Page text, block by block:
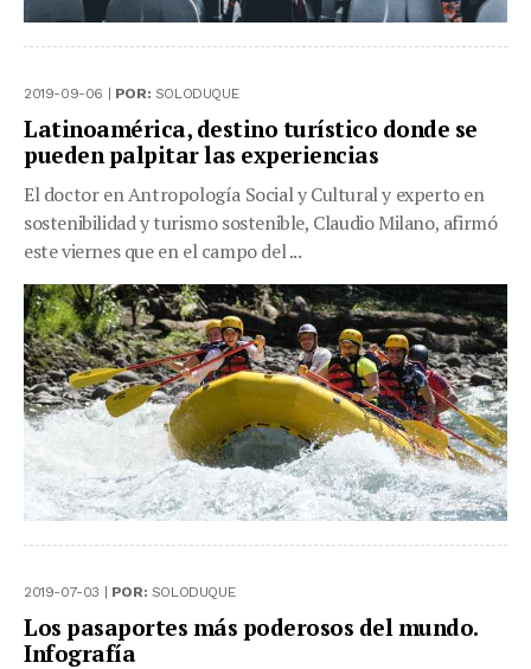
2019-09-06 | POR: SOLODUQUE
Latinoamérica, destino turístico donde se
pueden palpitar las experiencias
El doctor en Antropología Social y Cultural y experto en
sostenibilidad y turismo sostenible, Claudio Milano, afirmó
este viernes que en el campo del ...
2019-07-03 | POR: SOLODUQUE
Los pasaportes más poderosos del mundo.
Infografía